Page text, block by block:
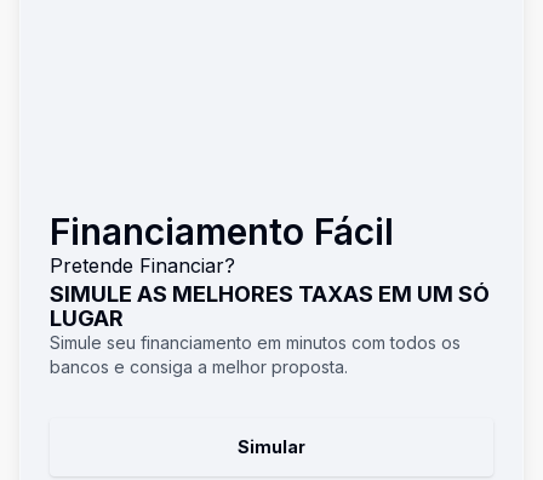
Financiamento Fácil
Pretende Financiar?
SIMULE AS MELHORES TAXAS EM UM SÓ
LUGAR
Simule seu financiamento em minutos com todos os
bancos e consiga a melhor proposta.
Simular